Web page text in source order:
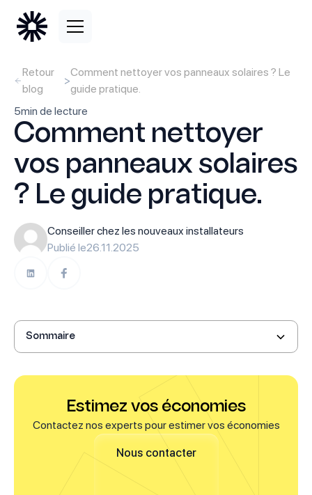
Retour
blog
>
Comment nettoyer vos panneaux solaires ? Le
guide pratique.
5min de lecture
Comment nettoyer
vos panneaux solaires
? Le guide pratique.
Conseiller chez les nouveaux installateurs
Publié le26.11.2025
Estimez vos économies
Contactez nos experts pour estimer vos économies
Nous contacter
Sommaire
il essentiel ?
Quand faut-il nettoyer ses panneaux solaires ?
Les erreurs à ne pas commettre pour ne pas endommager